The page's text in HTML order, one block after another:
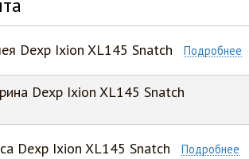
Dexp Ixion XL145 Snatch Подробнее
Dexp Ixion XL145 Snatch
Dexp Ixion XL145 Snatch Подробнее